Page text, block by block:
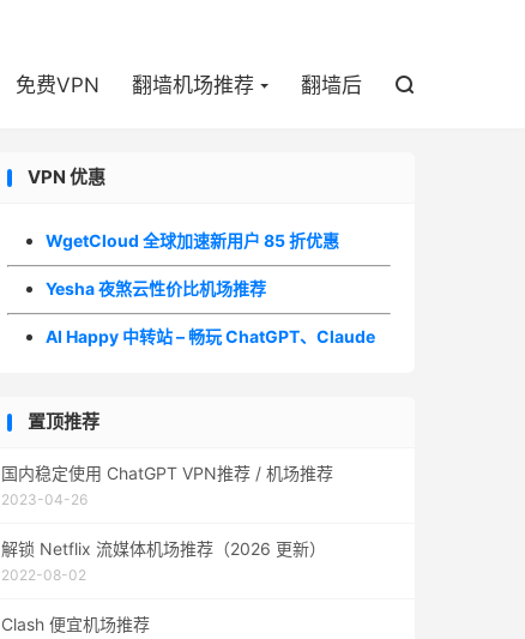
免费VPN 翻墙机场推荐 翻墙后 
VPN 优惠
WgetCloud 全球加速新用户 85 折优惠
Yesha 夜煞云性价比机场推荐
AI Happy 中转站 – 畅玩 ChatGPT、Claude
置顶推荐
国内稳定使用 ChatGPT VPN推荐 / 机场推荐
2023-04-26
解锁 Netflix 流媒体机场推荐（2026 更新）
2022-08-02
Clash 便宜机场推荐